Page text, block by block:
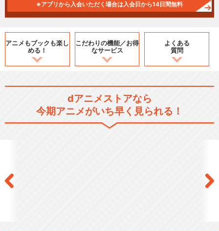
※アプリから入会いただく場合は入会日から14日間無料
アニメもブックも楽し
める！
こだわりの機能／お得
なサービス
よくある
質問
dアニメストアなら
今期アニメがいち早く見られる！